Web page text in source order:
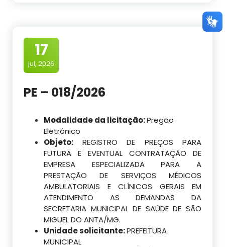
17
jul, 2026
PE – 018/2026
Modalidade da licitação:Pregão
Eletrônico
Objeto: REGISTRO DE PREÇOS PARA
FUTURA E EVENTUAL CONTRATAÇÃO DE
EMPRESA ESPECIALIZADA PARA A
PRESTAÇÃO DE SERVIÇOS MÉDICOS
AMBULATORIAIS E CLÍNICOS GERAIS EM
ATENDIMENTO AS DEMANDAS DA
SECRETARIA MUNICIPAL DE SAÚDE DE SÃO
MIGUEL DO ANTA/MG.
Unidade solicitante:PREFEITURA
MUNICIPAL